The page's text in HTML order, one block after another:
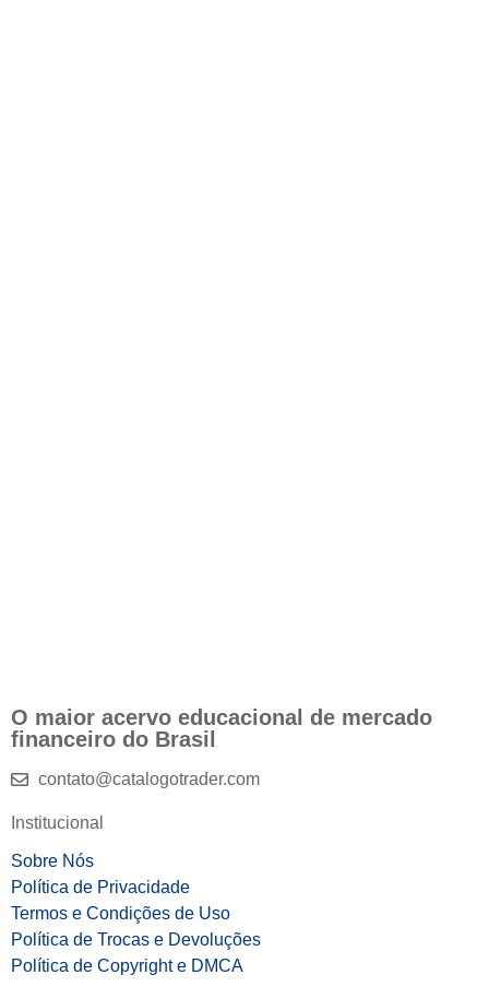
O maior acervo educacional de mercado
financeiro do Brasil
contato@catalogotrader.com
Institucional
Sobre Nós
Política de Privacidade
Termos e Condições de Uso
Política de Trocas e Devoluções
Política de Copyright e DMCA